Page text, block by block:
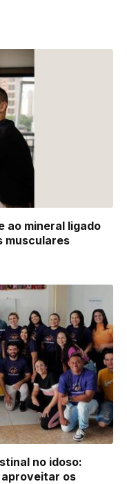
ao mineral ligado
musculares
no idoso:
aproveitar os